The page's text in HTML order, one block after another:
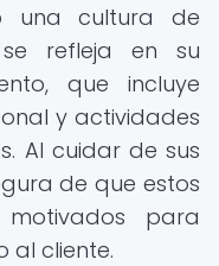
una cultura de
refleja en su
que incluye
y actividades
Al cuidar de sus
de que estos
para
al cliente.